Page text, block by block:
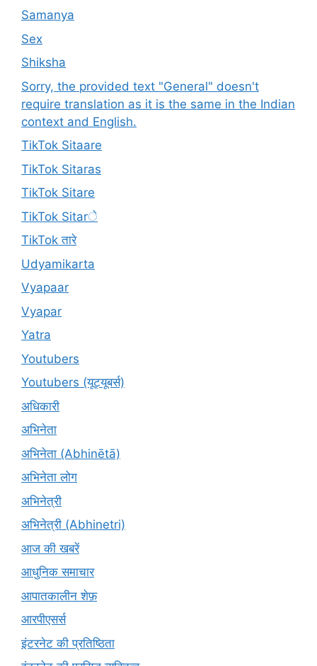
Samanya
Sex
Shiksha
Sorry, the provided text "General" doesn't
require translation as it is the same in the Indian
context and English.
TikTok Sitaare
TikTok Sitaras
TikTok Sitare
TikTok Sitarे
TikTok तारे
Udyamikarta
Vyapaar
Vyapar
Yatra
Youtubers
Youtubers (यूट्यूबर्स)
अधिकारी
अभिनेता
अभिनेता (Abhinētā)
अभिनेता लोग
अभिनेत्री
अभिनेत्री (Abhinetri)
आज की खबरें
आधुनिक समाचार
आपातकालीन शेफ़
आरपीएसर्स
इंटरनेट की प्रतिष्ठिता